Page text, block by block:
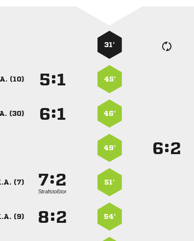
31’
(10) : 45’
(30) : 46’
49’ :
(7) :
Strafstoßtor
51’
(9) : 54’